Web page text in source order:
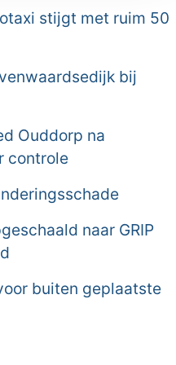
stijgt met ruim 50
bij
Ouddorp na
controle
naar GRIP
buiten geplaatste